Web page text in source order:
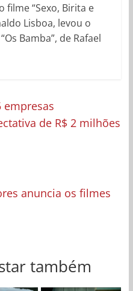
filme “Sexo, Birita e
Lisboa, levou o
Bamba”, de Rafael
empresas
de R$ 2 milhões
anuncia os filmes
também